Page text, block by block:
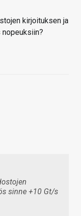
kirjoituksen ja
sinne +10 Gt/s